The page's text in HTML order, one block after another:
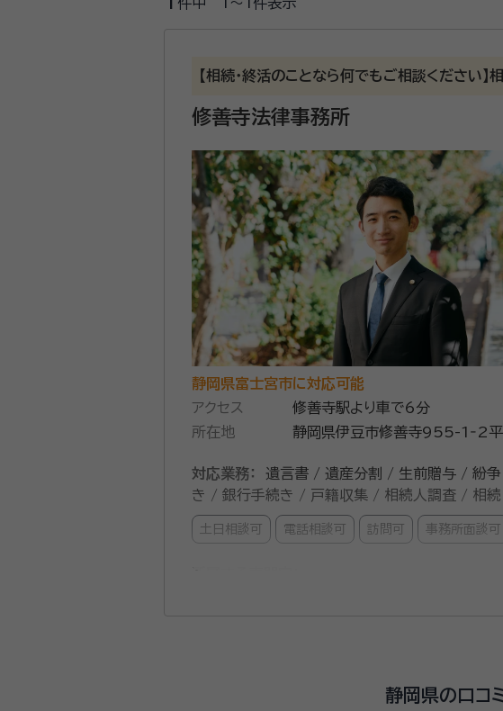
【相続・終活のことなら何でもご相談ください
修善寺法律事務所
静岡県富士宮市に対応可能
アクセス
修善寺駅より車で6分
所在地
静岡県伊豆市修善寺955-1‐2
対応業務：
遺言書 / 遺産分割 / 生前贈与 / 紛
き / 銀行手続き / 戸籍収集 / 相続人調査 / 相続ト
土日相談可 電話相談可 訪問可 事務所面談可
【1】相続トラブルのご相談はお任せください ━━━━━━━━━━━━━━━━━━━ 遺産分割協議の代理から調停・審判まで、豊富な経験を持
静岡県の口コ